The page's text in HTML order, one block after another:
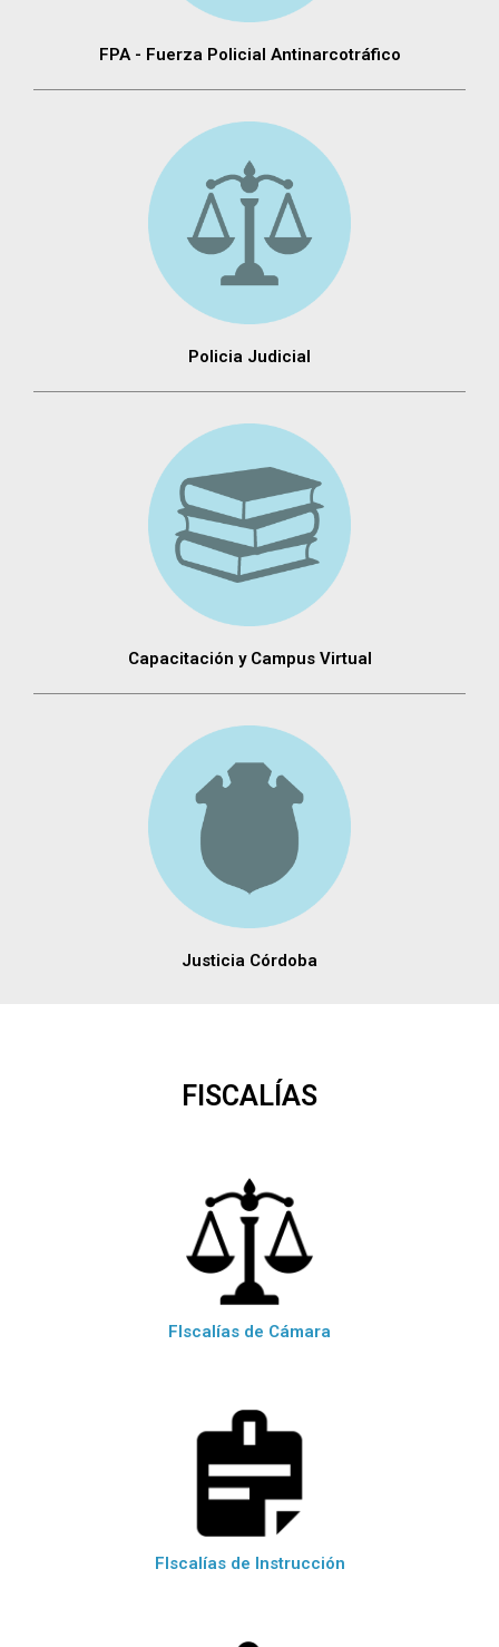
FPA - Fuerza Policial Antinarcotráfico
Policia Judicial
Capacitación y Campus Virtual
Justicia Córdoba
FISCALÍAS
FIscalías de Cámara
FIscalías de Instrucción